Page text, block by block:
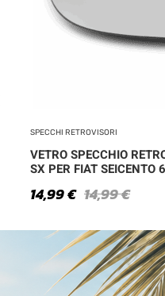
SPECCHI RETROVISORI
VETRO SPECCHIO
SX PER FIAT
14,99€
14,99€